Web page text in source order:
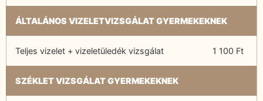
ÁLTALÁNOS VIZELETVIZSGÁLAT GYERMEKEKNEK
Teljes vizelet + vizeletüledék vizsgálat 1 100 Ft
SZÉKLET VIZSGÁLAT GYERMEKEKNEK